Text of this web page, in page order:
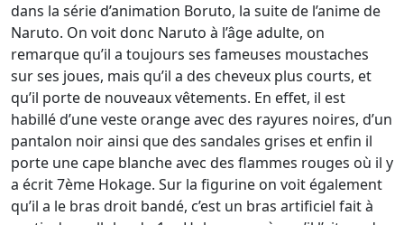
dans la série d’animation Boruto, la suite de l’anime de
Naruto. On voit donc Naruto à l’âge adulte, on
remarque qu’il a toujours ses fameuses moustaches
sur ses joues, mais qu’il a des cheveux plus courts, et
qu’il porte de nouveaux vêtements. En effet, il est
habillé d’une veste orange avec des rayures noires, d’un
pantalon noir ainsi que des sandales grises et enfin il
porte une cape blanche avec des flammes rouges où il y
a écrit 7ème Hokage. Sur la figurine on voit également
qu’il a le bras droit bandé, c’est un bras artificiel fait à